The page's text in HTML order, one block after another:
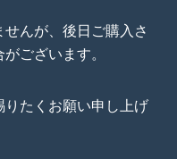
んが、後日ご購入さ
ございます。
たくお願い申し上げ